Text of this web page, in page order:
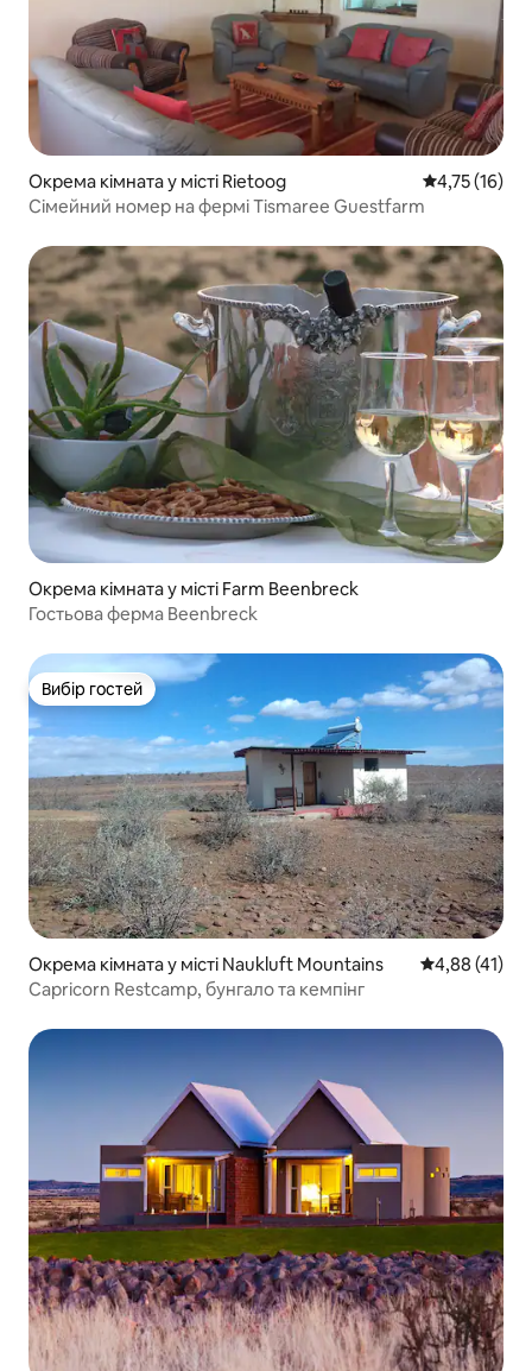
Окрема кімната у місті Rietoog Середня
4,75 (16)
Сімейний номер на фермі Tismaree Guestfarm
Окрема кімната у місті Farm Beenbreck
Гостьова ферма Beenbreck
Вибір гостей
Вибір гостей
Окрема кімната у місті Naukluft Mountains Середня
4,88 (41)
Capricorn Restcamp, бунгало та кемпінг